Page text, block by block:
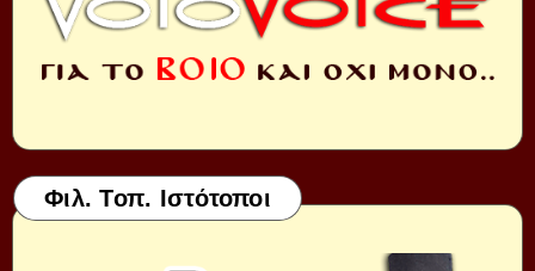
Φιλ. Τοπ. Ιστότοποι